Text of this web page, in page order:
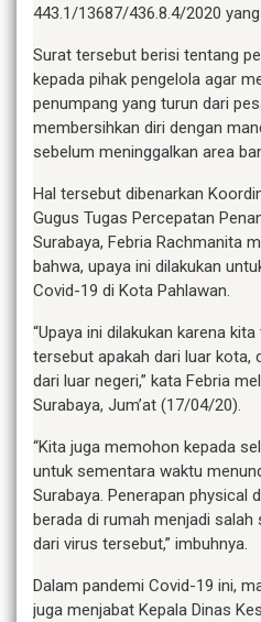
443.1/13687/436.8.4/2020
Surat tersebut berisi tentang
kepada pihak pengelola agar
penumpang yang turun dari
membersihkan diri dengan
sebelum meninggalkan area
Hal tersebut dibenarkan
Gugus Tugas Percepatan
Surabaya, Febria Rachmanita
bahwa, upaya ini dilakukan
Covid-19 di Kota Pahlawan.
“Upaya ini dilakukan karena
tersebut apakah dari luar kota,
dari luar negeri,” kata Febria
Surabaya, Jum’at (17/04/20).
“Kita juga memohon kepada
untuk sementara waktu
Surabaya. Penerapan physical
berada di rumah menjadi
dari virus tersebut,” imbuhnya.
Dalam pandemi Covid-19 ini,
juga menjabat Kepala Dinas